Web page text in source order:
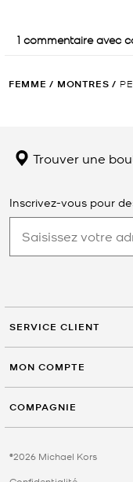
FEMME / MONTRES /
Trouver une
Inscrivez-vous pour
SERVICE CLIENT
MON COMPTE
COMPAGNIE
©2026 Michael Kors